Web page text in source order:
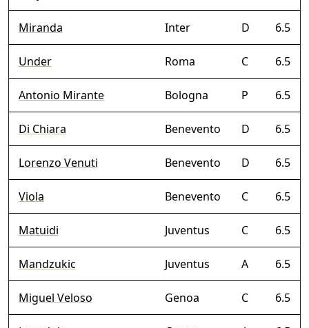
Miranda Inter D 6.5
Under Roma C 6.5
Antonio Mirante Bologna P 6.5
Di Chiara Benevento D 6.5
Lorenzo Venuti Benevento D 6.5
Viola Benevento C 6.5
Matuidi Juventus C 6.5
Mandzukic Juventus A 6.5
Miguel Veloso Genoa C 6.5